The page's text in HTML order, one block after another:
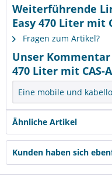
Weiterführende
Easy 470 Liter mit
Fragen zum Artikel?
Unser Kommentar
470 Liter mit CAS-
Eine mobile und
Ähnliche Artikel
Kunden haben sich